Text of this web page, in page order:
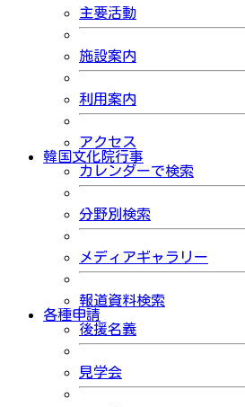
主要活動
施設案内
利用案内
アクセス
韓国文化院行事
カレンダーで検索
分野別検索
メディアギャラリー
報道資料検索
各種申請
後援名義
見学会